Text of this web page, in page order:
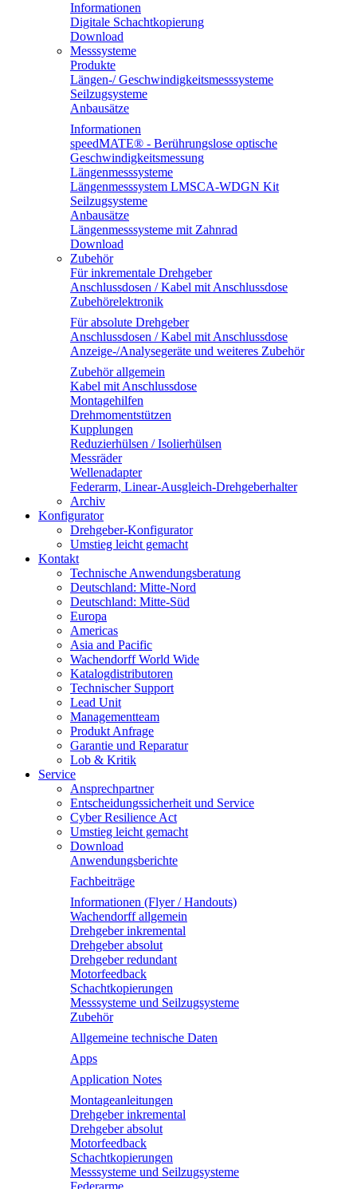
Informationen
Digitale Schachtkopierung
Download
Messsysteme
Produkte
Längen-/ Geschwindigkeitsmesssysteme
Seilzugsysteme
Anbausätze
Informationen
speedMATE® - Berührungslose optische
Geschwindigkeitsmessung
Längenmesssysteme
Längenmesssystem LMSCA-WDGN Kit
Seilzugsysteme
Anbausätze
Längenmesssysteme mit Zahnrad
Download
Zubehör
Für inkrementale Drehgeber
Anschlussdosen / Kabel mit Anschlussdose
Zubehörelektronik
Für absolute Drehgeber
Anschlussdosen / Kabel mit Anschlussdose
Anzeige-/Analysegeräte und weiteres Zubehör
Zubehör allgemein
Kabel mit Anschlussdose
Montagehilfen
Drehmomentstützen
Kupplungen
Reduzierhülsen / Isolierhülsen
Messräder
Wellenadapter
Federarm, Linear-Ausgleich-Drehgeberhalter
Archiv
Konfigurator
Drehgeber-Konfigurator
Umstieg leicht gemacht
Kontakt
Technische Anwendungsberatung
Deutschland: Mitte-Nord
Deutschland: Mitte-Süd
Europa
Americas
Asia and Pacific
Wachendorff World Wide
Katalogdistributoren
Technischer Support
Lead Unit
Managementteam
Produkt Anfrage
Garantie und Reparatur
Lob & Kritik
Service
Ansprechpartner
Entscheidungssicherheit und Service
Cyber Resilience Act
Umstieg leicht gemacht
Download
Anwendungsberichte
Fachbeiträge
Informationen (Flyer / Handouts)
Wachendorff allgemein
Drehgeber inkremental
Drehgeber absolut
Drehgeber redundant
Motorfeedback
Schachtkopierungen
Messsysteme und Seilzugsysteme
Zubehör
Allgemeine technische Daten
Apps
Application Notes
Montageanleitungen
Drehgeber inkremental
Drehgeber absolut
Motorfeedback
Schachtkopierungen
Messsysteme und Seilzugsysteme
Federarme